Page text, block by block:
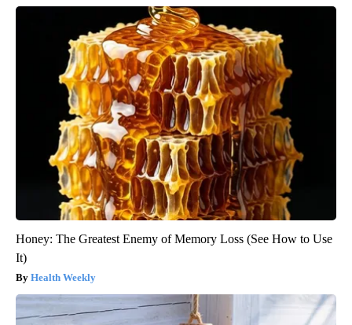
Honey: The Greatest Enemy of Memory Loss (See How to Use
It)
Health Weekly